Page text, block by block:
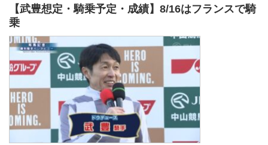
【武豊想定・騎乗予定・成績】8/16はフランスで騎
乗